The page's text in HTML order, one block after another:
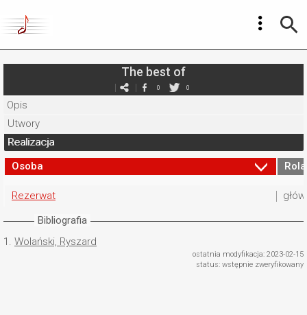
The best of
0 0
Opis
Utwory
Realizacja
Osoba
Rola
Rezerwat
Bibliografia
1. Wolański, Ryszard
ostatnia modyfikacja: 2023-02-15
status: wstępnie zweryfikowany